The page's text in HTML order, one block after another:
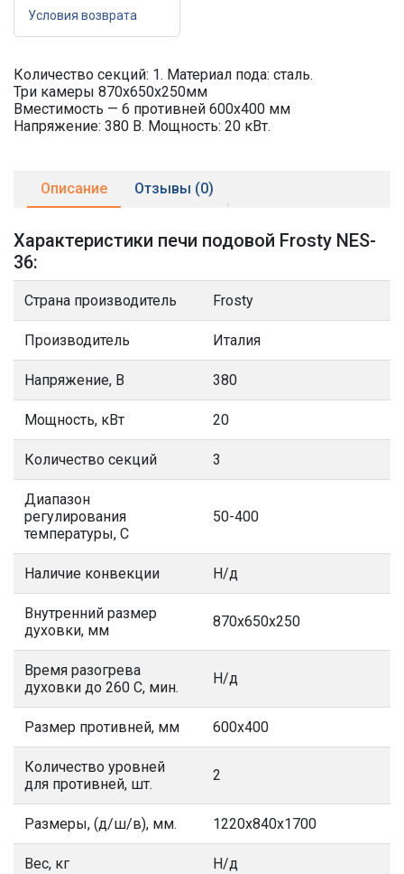
Условия возврата
Количество секций: 1. Материал пода: сталь.
Три камеры 870х650х250мм
Вместимость — 6 противней 600х400 мм
Напряжение: 380 В. Мощность: 20 кВт.
Описание Отзывы (0)
Характеристики печи подовой Frosty NES-
36:
Страна производитель Frosty
Производитель Италия
Напряжение, В 380
Мощность, кВт 20
Количество секций 3
Диапазон
регулирования
температуры, С
50-400
Наличие конвекции Н/д
Внутренний размер
духовки, мм
870х650х250
Время разогрева
духовки до 260 С, мин.
Н/д
Размер противней, мм 600х400
Количество уровней
для противней, шт.
2
Размеры, (д/ш/в), мм. 1220x840х1700
Вес, кг Н/д